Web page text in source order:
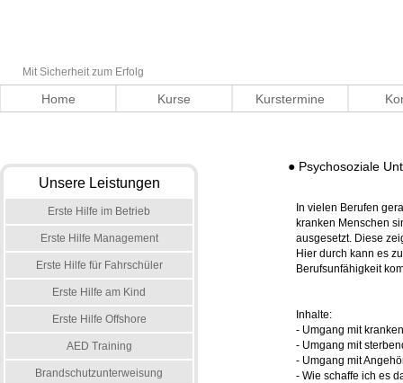
Home Kurse Kurstermine
Mit Sicherheit zum Erfolg
Erste Hilfe im Betrieb
Erste Hilfe Management
Erste Hilfe für Fahrschüler
Erste Hilfe am Kind
Erste Hilfe Offshore
AED Training
Brandschutzunterweisung
Unsere Leistungen
● Psychosoziale
In vielen Berufen
kranken Menschen
ausgesetzt. Diese
Hier durch kann es
Berufsunfähigkeit
Inhalte:
- Umgang mit
- Umgang mit
- Umgang mit
- Wie schaffe ich es